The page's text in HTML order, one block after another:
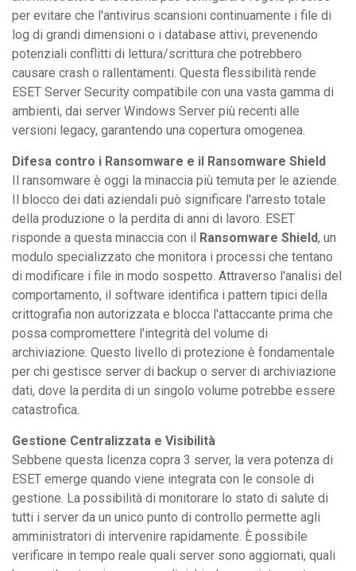
per evitare che l'antivirus scansioni continuamente i file di
log di grandi dimensioni o i database attivi, prevenendo
potenziali conflitti di lettura/scrittura che potrebbero
causare crash o rallentamenti. Questa flessibilità rende
ESET Server Security compatibile con una vasta gamma di
ambienti, dai server Windows Server più recenti alle
versioni legacy, garantendo una copertura omogenea.
Difesa contro i Ransomware e il Ransomware Shield
Il ransomware è oggi la minaccia più temuta per le aziende.
Il blocco dei dati aziendali può significare l'arresto totale
della produzione o la perdita di anni di lavoro. ESET
risponde a questa minaccia con il Ransomware Shield, un
modulo specializzato che monitora i processi che tentano
di modificare i file in modo sospetto. Attraverso l'analisi del
comportamento, il software identifica i pattern tipici della
crittografia non autorizzata e blocca l'attaccante prima che
possa compromettere l'integrità del volume di
archiviazione. Questo livello di protezione è fondamentale
per chi gestisce server di backup o server di archiviazione
dati, dove la perdita di un singolo volume potrebbe essere
catastrofica.
Gestione Centralizzata e Visibilità
Sebbene questa licenza copra 3 server, la vera potenza di
ESET emerge quando viene integrata con le console di
gestione. La possibilità di monitorare lo stato di salute di
tutti i server da un unico punto di controllo permette agli
amministratori di intervenire rapidamente. È possibile
verificare in tempo reale quali server sono aggiornati, quali